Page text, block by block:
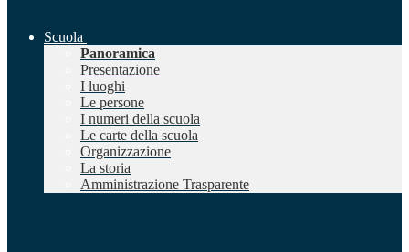
Scuola
Panoramica
Presentazione
I luoghi
Le persone
I numeri della scuola
Le carte della scuola
Organizzazione
La storia
Amministrazione Trasparente